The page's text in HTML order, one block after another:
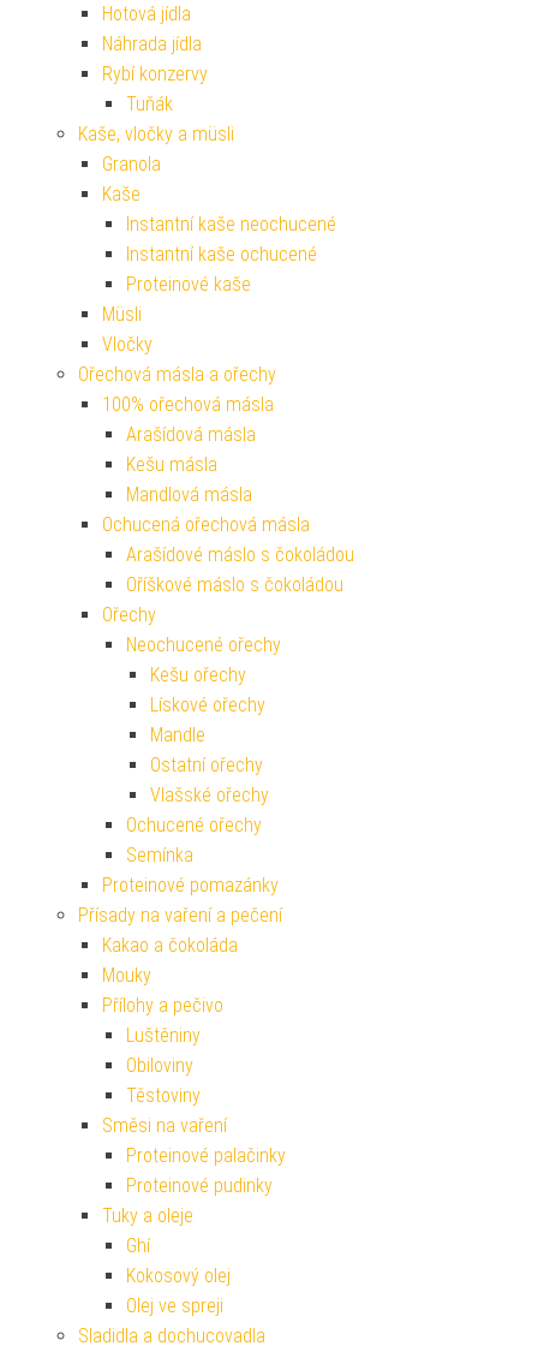
Hotová jídla
Náhrada jídla
Rybí konzervy
Tuňák
Kaše, vločky a müsli
Granola
Kaše
Instantní kaše neochucené
Instantní kaše ochucené
Proteinové kaše
Müsli
Vločky
Ořechová másla a ořechy
100% ořechová másla
Arašídová másla
Kešu másla
Mandlová másla
Ochucená ořechová másla
Arašídové máslo s čokoládou
Oříškové máslo s čokoládou
Ořechy
Neochucené ořechy
Kešu ořechy
Lískové ořechy
Mandle
Ostatní ořechy
Vlašské ořechy
Ochucené ořechy
Semínka
Proteinové pomazánky
Přísady na vaření a pečení
Kakao a čokoláda
Mouky
Přílohy a pečivo
Luštěniny
Obiloviny
Těstoviny
Směsi na vaření
Proteinové palačinky
Proteinové pudinky
Tuky a oleje
Ghí
Kokosový olej
Olej ve spreji
Sladidla a dochucovadla